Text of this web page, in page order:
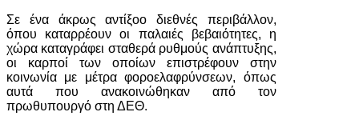
Σε ένα άκρως αντίξοο διεθνές περιβάλλον,
όπου καταρρέουν οι παλαιές βεβαιότητες, η
χώρα καταγράφει σταθερά ρυθμούς ανάπτυξης,
οι καρποί των οποίων επιστρέφουν στην
κοινωνία με μέτρα φοροελαφρύνσεων, όπως
αυτά που ανακοινώθηκαν από τον
πρωθυπουργό στη ΔΕΘ.